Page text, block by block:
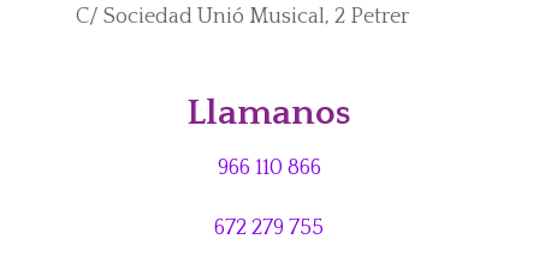
C/ Sociedad Unió Musical, 2 Petrer
Llamanos
966 110 866
672 279 755